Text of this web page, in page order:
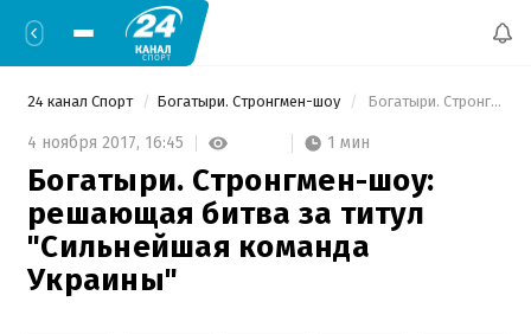
24 канал Спорт Богатыри. Стронгмен-шоу Богатыри. Стронгмен-шоу: решающая битва за титул "Сильнейшая команда Украины"
4 ноября 2017, 16:45 1 мин
Богатыри. Стронгмен-шоу:
решающая битва за титул
"Сильнейшая команда
Украины"